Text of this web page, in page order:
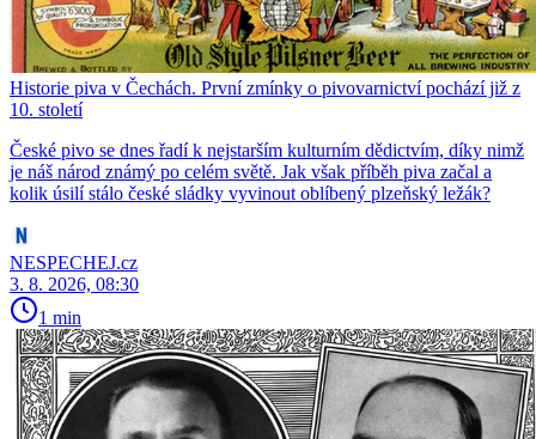
Historie piva v Čechách. První zmínky o pivovarnictví pochází již z
10. století
České pivo se dnes řadí k nejstarším kulturním dědictvím, díky nimž
je náš národ známý po celém světě. Jak však příběh piva začal a
kolik úsilí stálo české sládky vyvinout oblíbený plzeňský ležák?
NESPECHEJ.cz
3. 8. 2026, 08:30
1 min